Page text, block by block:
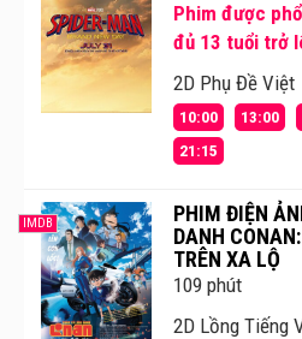
Phim được
đủ 13 tuổi trở
2D Phụ Đề Việt
10:00 13:00
21:15
IMDB
PHIM ĐIỆN
DANH
TRÊN XA LỘ
109 phút
2D Lồng Tiếng